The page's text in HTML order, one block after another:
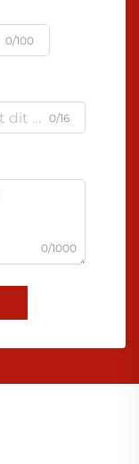
0/100
0/16
0/1000